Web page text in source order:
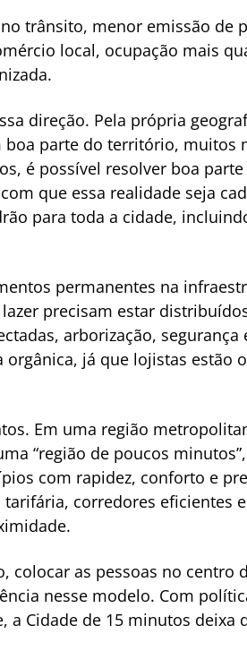
trânsito, menor emissão de
local, ocupação mais
direção. Pela própria
parte do território, muitos
é possível resolver boa
que essa realidade seja
para toda a cidade,
permanentes na
precisam estar
arborização,
já que lojistas estão
Em uma região
“região de poucos
com rapidez, conforto e
corredores eficientes
colocar as pessoas no centro
nesse modelo. Com
Cidade de 15 minutos deixa